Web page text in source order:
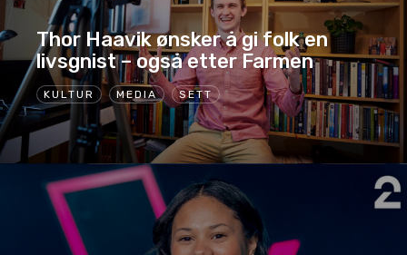
KULTUR MEDIA SETT
Thor Haavik ønsker å gi folk en
livsgnist – også etter Farmen